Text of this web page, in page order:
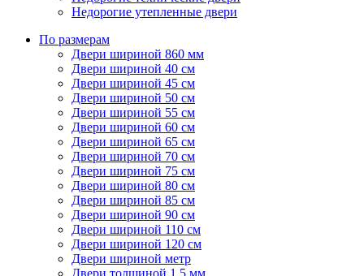
Недорогие утепленные двери
По размерам
Двери шириной 860 мм
Двери шириной 40 см
Двери шириной 45 см
Двери шириной 50 см
Двери шириной 55 см
Двери шириной 60 см
Двери шириной 65 см
Двери шириной 70 см
Двери шириной 75 см
Двери шириной 80 см
Двери шириной 85 см
Двери шириной 90 см
Двери шириной 110 см
Двери шириной 120 см
Двери шириной метр
Двери толщиной 1,5 мм